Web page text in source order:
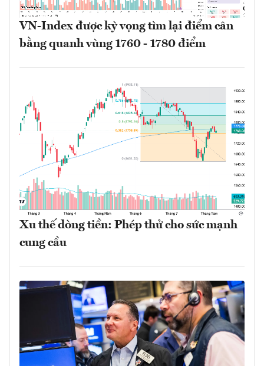
VN-Index được kỳ vọng tìm lại điểm cân
bằng quanh vùng 1760 - 1780 điểm
Xu thế dòng tiền: Phép thử cho sức mạnh
cung cầu